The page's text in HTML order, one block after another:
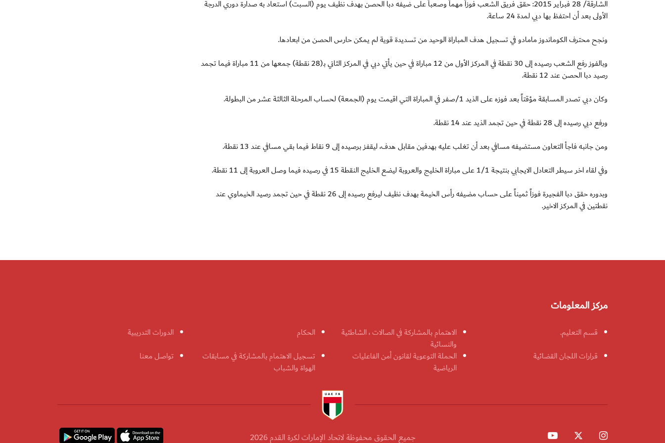
الشارقة/ 28 فبراير 2015: حقق فريق الشعب فوزاً مهماً وصعباً على ضيفه دبا الحصن بهدف نظيف يوم (السبت) استعاد به صدارة دوري الدرجة
الأولى بعد أن احتفظ بها دبي لمدة 24 ساعة.
ونجح محترف الكوماندوز مامادو في تسجيل هدف المباراة الوحيد من تسديدة قوية لم يمكن حارس الحصن من ابعادها.
وبالفوز رفع الشعب رصيده إلى 30 نقطة في المركز الأول من 12 مباراة في حين يأتي دبي في المركز الثاني بـ(28 نقطة) جمعها من 11 مباراة فيما تجمد
رصيد دبا الحصن عند 12 نقطة.
وكان دبي تصدر المسابقة مؤقتاً بعد فوزه على الذيد 1/صفر في المباراة التي اقيمت يوم (الجمعة) لحساب المرحلة الثالثة عشر من البطولة.
ورفع دبي رصيده إلى 28 نقطة في حين تجمد الذيد عند 14 نقطة.
ومن جانبه فاجأ التعاون مستضيفه مسافي بعد أن تغلب عليه بهدفين مقابل هدف، ليقفز برصيده إلى 9 نقاط فيما بقي مسافي عند 13 نقطة.
وفي لقاء اخر سيطر التعادل الايجابي بنتيجة 1/1 على مباراة الخليج والعروبة ليضع الخليج النقطة 15 في رصيده فيما وصل العروبة إلى 11 نقطة.
وبدوره حقق دبا الفجيرة فوزاً ثميناً على حساب مضيفه رأس الخيمة بهدف نظيف ليرفع رصيده إلى 26 نقطة في حين تجمد رصيد الخيماوي عند
نقطتين في المركز الاخير.
مركز المعلومات
قسم التعليم.
الاهتمام بالمشاركة في الصالات ، الشاطئية
والنسائية
الحكام
الدورات التدريبية
قرارات اللجان القضائية
الحملة التوعوية لقانون أمن الفاعليات
الرياضية
تسجيل الاهتمام بالمشاركة في مسابقات
الهواة والشباب
تواصل معنا
جميع الحقوق محفوظة لاتحاد الإمارات لكرة القدم 2026